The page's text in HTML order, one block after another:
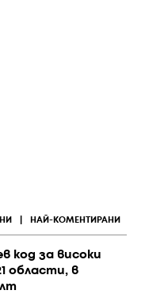
НАЙ-КОМЕНТИРАНИ
код за високи
области, в